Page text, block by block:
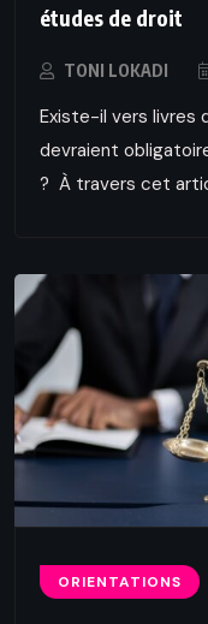
études de droit
TONI LOKADI
Existe-il vers livres
devraient
? À travers cet
ORIENTATIONS